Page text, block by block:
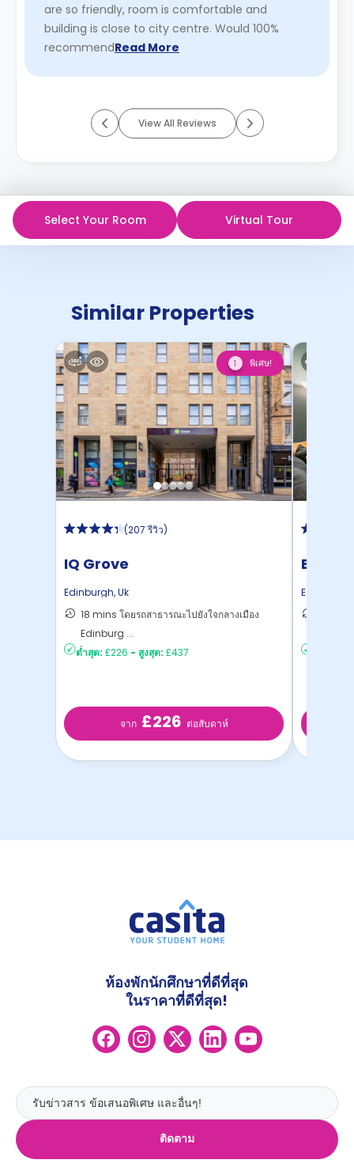
are so friendly, room is comfortable and
building is close to city centre. Would 100%
recommendRead More
View All Reviews
Select Your Room Virtual Tour
Similar Properties
1 พิเศษ!
(207 รีวิว)
IQ Grove
Edinburgh,Uk
18 mins โดยรถสาธารณะไปยังใจกลางเมือง
Edinburg ...
ต่ำสุด: £226 - สูงสุด: £437
จาก £226 ต่อสับดาห์
Edinburgh
ติดตาม
ห้องพักนักศึกษาที่ดีที่สุด
ในราคาที่ดีที่สุด!